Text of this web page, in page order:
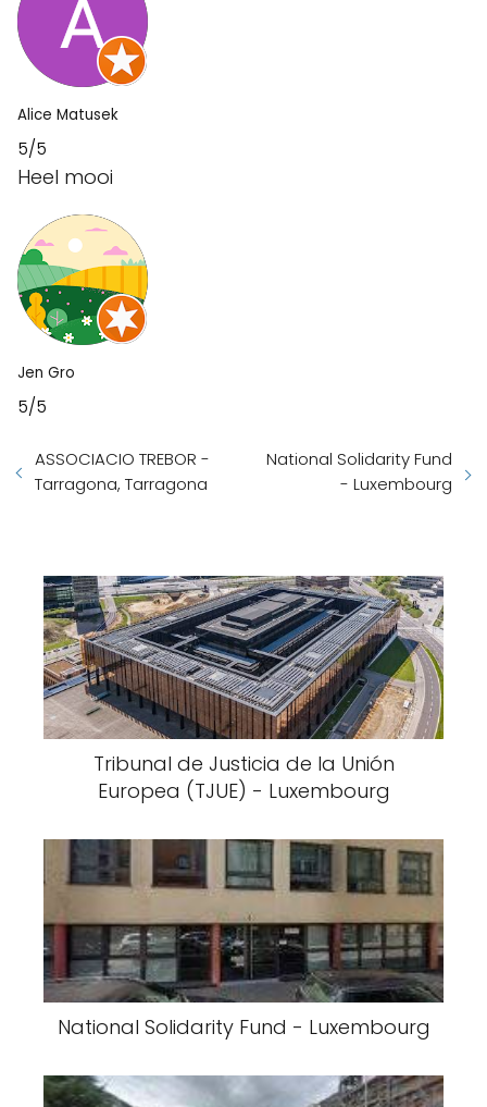
Alice Matusek
5/5
Heel mooi
Jen Gro
5/5
ASSOCIACIO TREBOR -
Tarragona, Tarragona
National Solidarity Fund
- Luxembourg
Tribunal de Justicia de la Unión
Europea (TJUE) - Luxembourg
National Solidarity Fund - Luxembourg